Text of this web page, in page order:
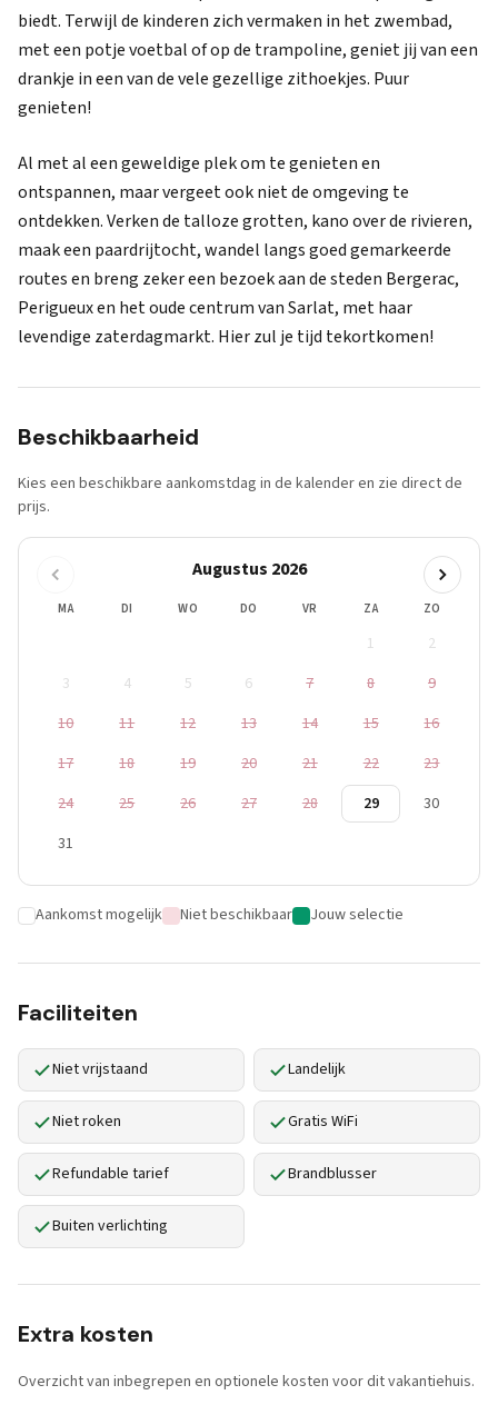
biedt. Terwijl de kinderen zich vermaken in het zwembad,
met een potje voetbal of op de trampoline, geniet jij van een
drankje in een van de vele gezellige zithoekjes. Puur
genieten!
Al met al een geweldige plek om te genieten en
ontspannen, maar vergeet ook niet de omgeving te
ontdekken. Verken de talloze grotten, kano over de rivieren,
maak een paardrijtocht, wandel langs goed gemarkeerde
routes en breng zeker een bezoek aan de steden Bergerac,
Perigueux en het oude centrum van Sarlat, met haar
levendige zaterdagmarkt. Hier zul je tijd tekortkomen!
Beschikbaarheid
Kies een beschikbare aankomstdag in de kalender en zie direct de
prijs.
Augustus 2026
MA DI WO DO VR ZA ZO
1
2
3
4 5 6 7 8
9
10
11 12 13 14 15
16
17
18 19 20 21 22
23
24
25 26 27 28 29
30
31
Aankomst mogelijk Niet beschikbaar Jouw selectie
Faciliteiten
Niet vrijstaand Landelijk
Niet roken Gratis WiFi
Refundable tarief Brandblusser
Buiten verlichting
Extra kosten
Overzicht van inbegrepen en optionele kosten voor dit vakantiehuis.